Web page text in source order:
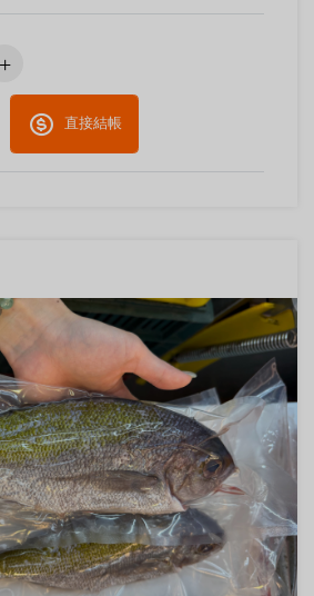
直接結帳